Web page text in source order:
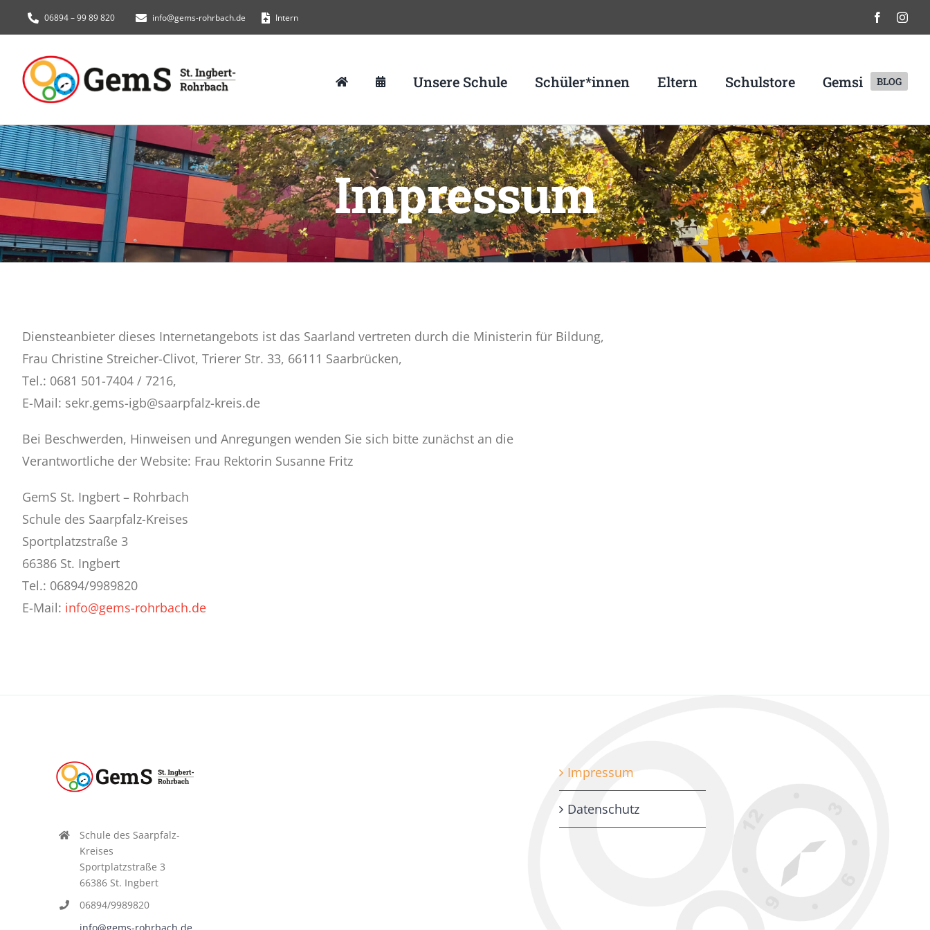
Inhalt
springen
06894 – 99 89 820 info@gems-rohrbach.de Intern
Unsere Schule Schüler*innen Eltern Schulstore Gemsi BLOG
Impressum
Diensteanbieter dieses Internetangebots ist das Saarland vertreten durch die Ministerin für Bildung,
Frau Christine Streicher-Clivot, Trierer Str. 33, 66111 Saarbrücken,
Tel.: 0681 501-7404 / 7216,
E-Mail: sekr.gems-igb@saarpfalz-kreis.de
Bei Beschwerden, Hinweisen und Anregungen wenden Sie sich bitte zunächst an die
Verantwortliche der Website: Frau Rektorin Susanne Fritz
GemS St. Ingbert – Rohrbach
Schule des Saarpfalz-Kreises
Sportplatzstraße 3
66386 St. Ingbert
Tel.: 06894/9989820
E-Mail: info@gems-rohrbach.de
Schule des Saarpfalz-
Kreises
Sportplatzstraße 3
66386 St. Ingbert
06894/9989820
Impressum
Datenschutz